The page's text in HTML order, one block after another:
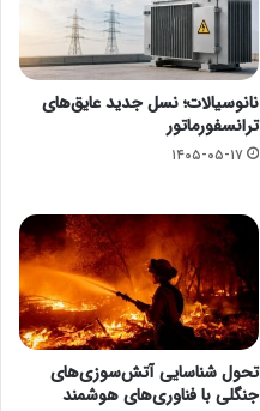
نانوسیالات؛ نسل جدید عایق‌های
ترانسفورماتور
۱۴۰۵-۰۵-۱۷
تحول شناسایی آتش‌سوزی‌های
جنگلی با فناوری‌های هوشمند